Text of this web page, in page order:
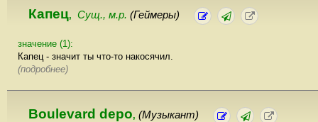
Капец, Сущ., м.р. (Геймеры)
значение (1):
Капец - значит ты что-то накосячил.
(подробнее)
Boulevard depo, (Музыкант)